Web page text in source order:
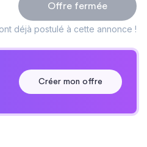
Offre fermée
déjà postulé à cette annonce !
Créer mon offre